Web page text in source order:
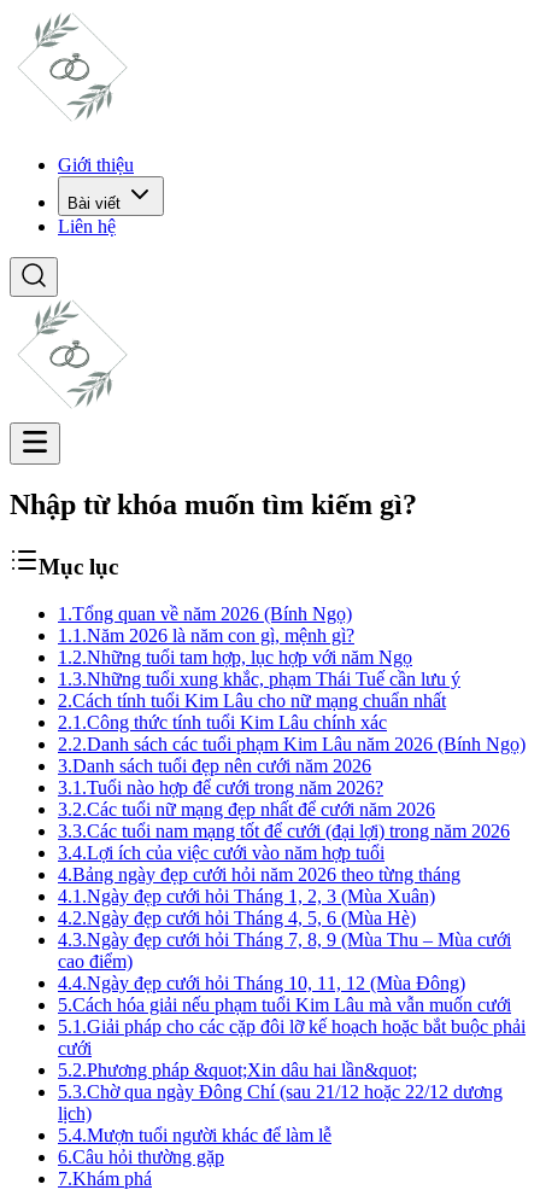
Giới thiệu
Bài viết
Liên hệ
Nhập từ khóa muốn tìm kiếm gì?
Mục lục
1.Tổng quan về năm 2026 (Bính Ngọ)
1.1.Năm 2026 là năm con gì, mệnh gì?
1.2.Những tuổi tam hợp, lục hợp với năm Ngọ
1.3.Những tuổi xung khắc, phạm Thái Tuế cần lưu ý
2.Cách tính tuổi Kim Lâu cho nữ mạng chuẩn nhất
2.1.Công thức tính tuổi Kim Lâu chính xác
2.2.Danh sách các tuổi phạm Kim Lâu năm 2026 (Bính Ngọ)
3.Danh sách tuổi đẹp nên cưới năm 2026
3.1.Tuổi nào hợp để cưới trong năm 2026?
3.2.Các tuổi nữ mạng đẹp nhất để cưới năm 2026
3.3.Các tuổi nam mạng tốt để cưới (đại lợi) trong năm 2026
3.4.Lợi ích của việc cưới vào năm hợp tuổi
4.Bảng ngày đẹp cưới hỏi năm 2026 theo từng tháng
4.1.Ngày đẹp cưới hỏi Tháng 1, 2, 3 (Mùa Xuân)
4.2.Ngày đẹp cưới hỏi Tháng 4, 5, 6 (Mùa Hè)
4.3.Ngày đẹp cưới hỏi Tháng 7, 8, 9 (Mùa Thu – Mùa cưới
cao điểm)
4.4.Ngày đẹp cưới hỏi Tháng 10, 11, 12 (Mùa Đông)
5.Cách hóa giải nếu phạm tuổi Kim Lâu mà vẫn muốn cưới
5.1.Giải pháp cho các cặp đôi lỡ kế hoạch hoặc bắt buộc phải
cưới
5.2.Phương pháp &quot;Xin dâu hai lần&quot;
5.3.Chờ qua ngày Đông Chí (sau 21/12 hoặc 22/12 dương
lịch)
5.4.Mượn tuổi người khác để làm lễ
6.Câu hỏi thường gặp
7.Khám phá